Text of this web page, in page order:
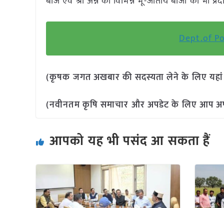
Dept.of
(कृषक जगत अखबार की सदस्यता लेने के लिए
(नवीनतम कृषि समाचार और अपडेट के लिए आप
आपको यह भी पसंद आ सकता हैं